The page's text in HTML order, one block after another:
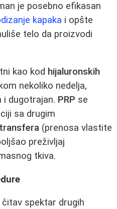
je posebno efikasan
kapaka i opšte
telo da proizvodi
kao kod hijaluronskih
nekoliko nedelja,
i dugotrajan. PRP se
sa drugim
(prenosa vlastite
preživljaj
tkiva.
spektar drugih